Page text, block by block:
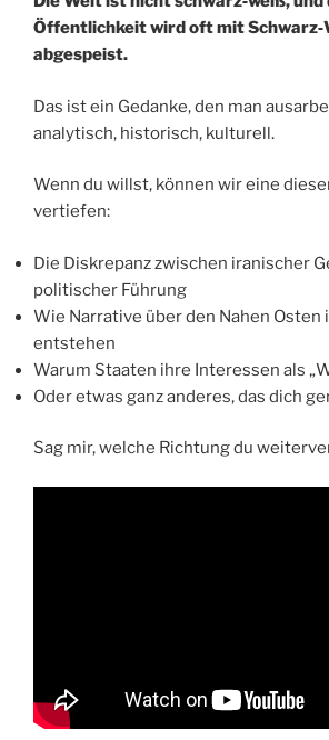
Öffentlichkeit wird oft mit
abgespeist.
Das ist ein Gedanke, den man
analytisch, historisch, kulturell.
Wenn du willst, können wir eine
vertiefen:
Die Diskrepanz zwischen iranischer
politischer Führung
Wie Narrative über den Nahen Osten
entstehen
Warum Staaten ihre Interessen als
Oder etwas ganz anderes, das dich
Sag mir, welche Richtung du